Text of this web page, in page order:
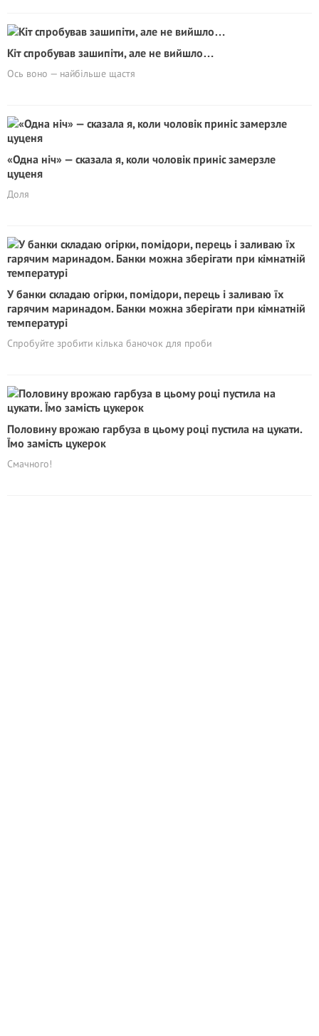
Кіт спробував зашипіти, але не вийшло…
Ось воно — найбільше щастя
«Одна ніч» — сказала я, коли чоловік приніс замерзле
цуценя
Доля
У банки складаю огірки, помідори, перець і заливаю їх
гарячим маринадом. Банки можна зберігати при кімнатній
температурі
Спробуйте зробити кілька баночок для проби
Половину врожаю гарбуза в цьому році пустила на цукати.
Їмо замість цукерок
Смачного!